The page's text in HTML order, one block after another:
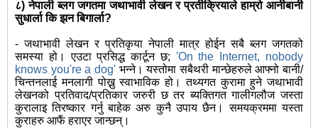
८) नेपाली ब्लग जगतमा जथाभावी लेखन र प्रतीक्रियाले हाम्रो आनीबानी
सुधार्ला कि झन बिगार्ला?
- जथाभावी लेखन र प्रतिकृया नेपाली मात्र होईन सबै ब्लग जगतको
समस्या हो। एउटा प्रसिद्ध कार्टून छ; 'On the Internet, nobody
knows you're a dog' भन्ने। यस्तोमा सबैथरी मान्छेहरुले आफ्नो बानी/
चिन्तनलाई मनलागी पोख्नु स्वाभाविक हो। तथ्यगत कुरामा हुने जथाभावी
लेखनको प्रतिवाद/प्रतिकार जरुरी छ तर ब्यक्तिगत गालीगलौज जस्ता
कुरालाइ तिरष्कार गर्नु बाहेक अरु कुनै उपाय छैन। समयक्रममा यस्ता
कुराहरु आफैं हराएर जान्छन्।